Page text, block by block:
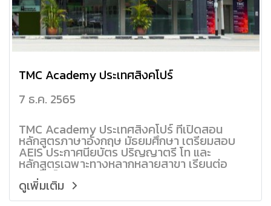
TMC Academy ประเทศสิงคโปร์
7 ธ.ค. 2565
TMC Academy ประเทศสิงคโปร์ ที่เปิดสอน
หลักสูตรภาษาอังกฤษ มัธยมศึกษา เตรียมสอบ
AEIS ประกาศนียบัตร ปริญญาตรี โท และ
หลักสูตรเฉพาะทางหลากหลายสาขา เรียนต่อ
สิงคโปร์ เรียนภาษาอังกฤษ
ดูเพิ่มเติม